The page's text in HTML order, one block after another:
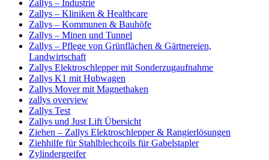
Zallys – Industrie
Zallys – Kliniken & Healthcare
Zallys – Kommunen & Bauhöfe
Zallys – Minen und Tunnel
Zallys – Pflege von Grünflächen & Gärtnereien,
Landwirtschaft
Zallys Elektroschlepper mit Sonderzugaufnahme
Zallys K1 mit Hubwagen
Zallys Mover mit Magnethaken
zallys overview
Zallys Test
Zallys und Just Lift Übersicht
Ziehen – Zallys Elektroschlepper & Rangierlösungen
Ziehhilfe für Stahlblechcoils für Gabelstapler
Zylindergreifer